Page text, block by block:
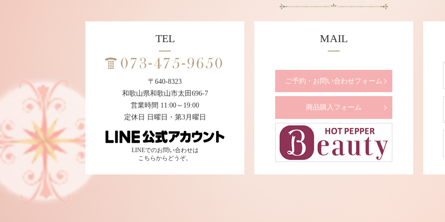
TEL
〒640-8323
和歌山県和歌山市太田696-7
営業時間 11:00～19:00
定休日 日曜日・第3月曜日
LINEでのお問い合わせは
こちらからどうぞ。
MAIL
ご予約・お問い合わせフォーム
商品購入フォーム